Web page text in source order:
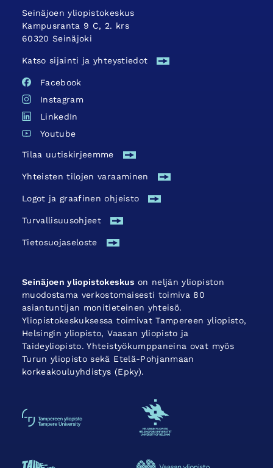
Seinäjoen yliopistokeskus
Kampusranta 9 C, 2. krs
60320 Seinäjoki
Katso sijainti ja yhteystiedot
Facebook
Instagram
LinkedIn
Youtube
Tilaa uutiskirjeemme
Yhteisten tilojen varaaminen
Logot ja graafinen ohjeisto
Turvallisuus­ohjeet
Tietosuojaseloste
Seinäjoen yliopistokeskus on neljän yliopiston
muodostama verkostomaisesti toimiva 80
asiantuntijan monitieteinen yhteisö.
Yliopistokeskuksessa toimivat Tampereen yliopisto,
Helsingin yliopisto, Vaasan yliopisto ja
Taideyliopisto. Yhteistyökumppaneina ovat myös
Turun yliopisto sekä Etelä-Pohjanmaan
korkeakouluyhdistys (Epky).